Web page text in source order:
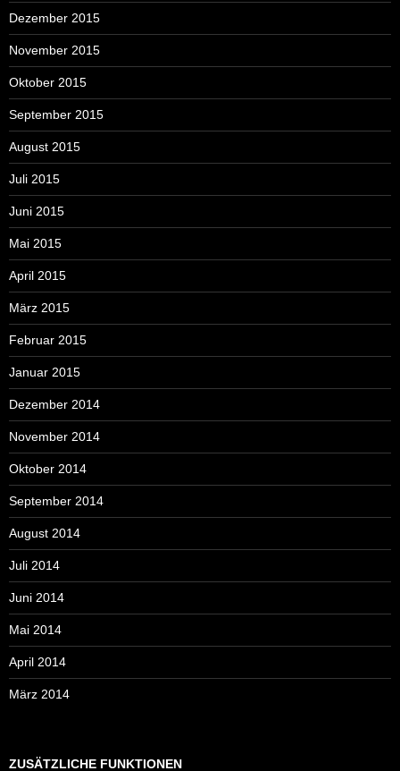
Dezember 2015
November 2015
Oktober 2015
September 2015
August 2015
Juli 2015
Juni 2015
Mai 2015
April 2015
März 2015
Februar 2015
Januar 2015
Dezember 2014
November 2014
Oktober 2014
September 2014
August 2014
Juli 2014
Juni 2014
Mai 2014
April 2014
März 2014
ZUSÄTZLICHE FUNKTIONEN